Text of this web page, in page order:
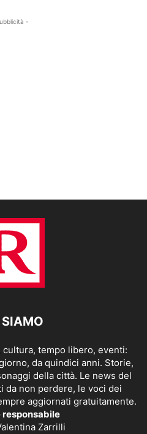
-
tempo libero, eventi:
da quindici anni. Storie,
della città. Le news del
da non perdere, le voci dei
aggiornati gratuitamente.
Zarrilli